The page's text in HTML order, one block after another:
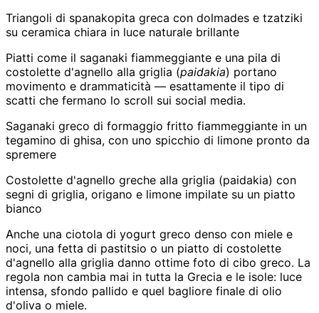
Triangoli di spanakopita greca con dolmades e tzatziki
su ceramica chiara in luce naturale brillante
Piatti come il saganaki fiammeggiante e una pila di
costolette d'agnello alla griglia (paidakia) portano
movimento e drammaticità — esattamente il tipo di
scatti che fermano lo scroll sui social media.
Saganaki greco di formaggio fritto fiammeggiante in un
tegamino di ghisa, con uno spicchio di limone pronto da
spremere
Costolette d'agnello greche alla griglia (paidakia) con
segni di griglia, origano e limone impilate su un piatto
bianco
Anche una ciotola di yogurt greco denso con miele e
noci, una fetta di pastitsio o un piatto di costolette
d'agnello alla griglia danno ottime foto di cibo greco. La
regola non cambia mai in tutta la Grecia e le isole: luce
intensa, sfondo pallido e quel bagliore finale di olio
d'oliva o miele.